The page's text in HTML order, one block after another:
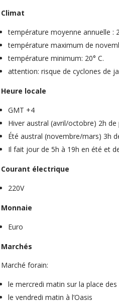
Climat
température moyenne annuelle :
température maximum de
température minimum: 20° C.
attention: risque de cyclones de
Heure locale
GMT +4
Hiver austral (avril/octobre) 2h de
Été austral (novembre/mars) 3h
Il fait jour de 5h à 19h en été et
Courant électrique
220V
Monnaie
Euro
Marchés
Marché forain:
le mercredi matin sur la place des
le vendredi matin à l’Oasis